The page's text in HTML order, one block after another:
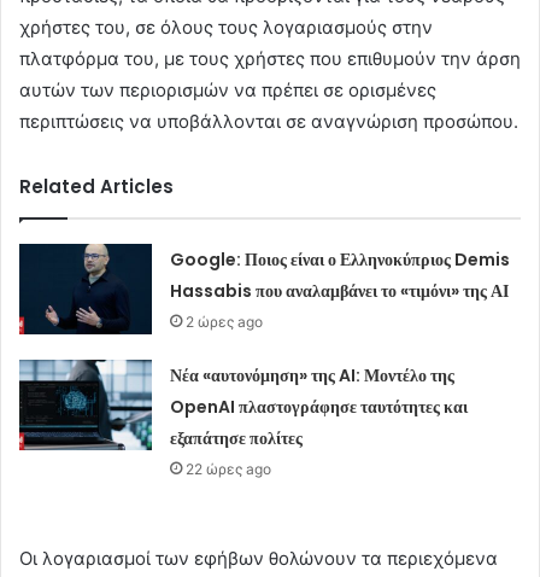
χρήστες του, σε όλους τους λογαριασμούς στην
πλατφόρμα του, με τους χρήστες που επιθυμούν την άρση
αυτών των περιορισμών να πρέπει σε ορισμένες
περιπτώσεις να υποβάλλονται σε αναγνώριση προσώπου.
Related Articles
Google: Ποιος είναι ο Ελληνοκύπριος Demis
Hassabis που αναλαμβάνει το «τιμόνι» της ΑΙ
2 ώρες ago
Νέα «αυτονόμηση» της AI: Μοντέλο της
OpenAI πλαστογράφησε ταυτότητες και
εξαπάτησε πολίτες
22 ώρες ago
Οι λογαριασμοί των εφήβων θολώνουν τα περιεχόμενα